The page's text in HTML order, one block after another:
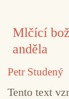
Mlčící
anděla
Petr Studený
Tento text